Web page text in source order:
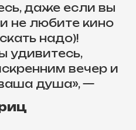
даже если вы
не любите кино
надо)!
удивитесь,
вечер и
душа», —